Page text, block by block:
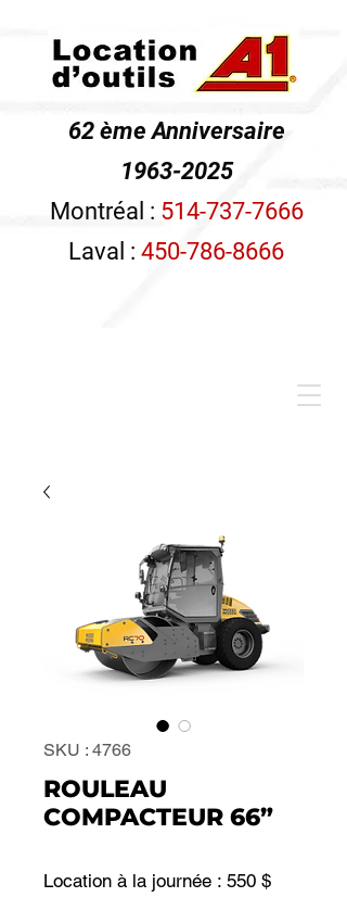
62 ème Anniversaire
1963-2025
Montréal : 514-737-7666
Laval : 450-786-8666
SKU : 4766
ROULEAU
COMPACTEUR 66”
Location à la journée : 550 $